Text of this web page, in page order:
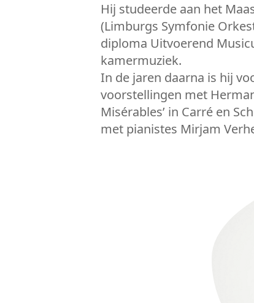
Hij studeerde aan het
(Limburgs Symfonie
diploma Uitvoerend
kamermuziek.
In de jaren daarna is hij
voorstellingen met
Misérables’ in Carré en
met pianistes Mirjam